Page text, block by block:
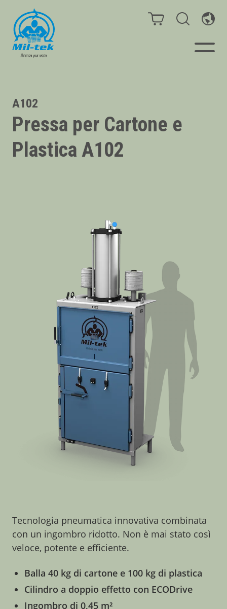
Webshop
Il tuo settore
Contatti
A102
Pressa per Cartone e
Plastica A102
Tecnologia pneumatica innovativa combinata
con un ingombro ridotto. Non è mai stato così
veloce, potente e efficiente.
Balla 40 kg di cartone e 100 kg di plastica
Cilindro a doppio effetto con ECODrive
Ingombro di 0,45 m²